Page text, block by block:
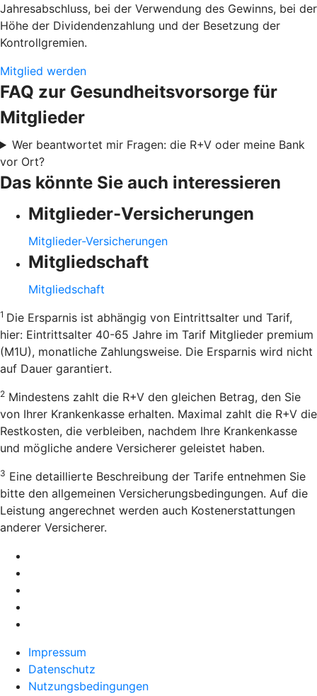
Jahresabschluss, bei der Verwendung des Gewinns, bei der
Höhe der Dividendenzahlung und der Besetzung der
Kontrollgremien.
Mitglied werden
FAQ zur Gesundheitsvorsorge für
Mitglieder
Wer beantwortet mir Fragen: die R+V oder meine Bank
vor Ort?
Das könnte Sie auch interessieren
Mitglieder-Versicherungen
Mitglieder-Versicherungen
Mitgliedschaft
Mitgliedschaft
1 Die Ersparnis ist abhängig von Eintrittsalter und Tarif,
hier: Eintrittsalter 40-65 Jahre im Tarif Mitglieder premium
(M1U), monatliche Zahlungsweise. Die Ersparnis wird nicht
auf Dauer garantiert.
2 Mindestens zahlt die R+V den gleichen Betrag, den Sie
von Ihrer Krankenkasse erhalten. Maximal zahlt die R+V die
Restkosten, die verbleiben, nachdem Ihre Krankenkasse
und mögliche andere Versicherer geleistet haben.
3 Eine detaillierte Beschreibung der Tarife entnehmen Sie
bitte den allgemeinen Versicherungsbedingungen. Auf die
Leistung angerechnet werden auch Kostenerstattungen
anderer Versicherer.
Impressum
Datenschutz
Nutzungsbedingungen